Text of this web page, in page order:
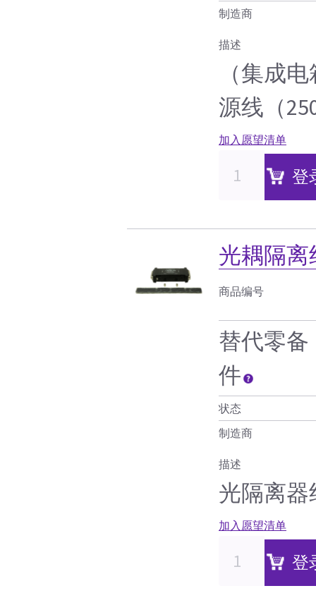
制造商
描述
（集成
源线（
加入愿望清单
登
光耦隔离
商品编号
替代零备
件
状态
制造商
描述
光隔离器
加入愿望清单
登